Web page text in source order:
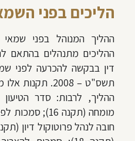
הליכים בפני
ההליך המנוהל בפני
ההליכים מתנהלים בהתאם ל
דין בבקשה להכרעה לפני
תשס"ט – 2008
. תקנות אלו